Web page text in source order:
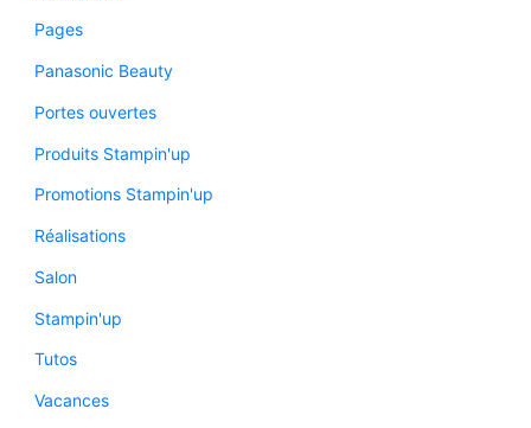
Pages
Panasonic Beauty
Portes ouvertes
Produits Stampin'up
Promotions Stampin'up
Réalisations
Salon
Stampin'up
Tutos
Vacances